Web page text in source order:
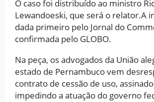
O caso foi distribuído ao ministro
Lewandoeski, que será o relator.A
dada primeiro pelo Jornal do
confirmada pelo GLOBO.
Na peça, os advogados da União
estado de Pernambuco vem
contrato de cessão de uso,
impedindo a atuação do governo